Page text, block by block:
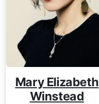
Mary Elizabeth
Winstead